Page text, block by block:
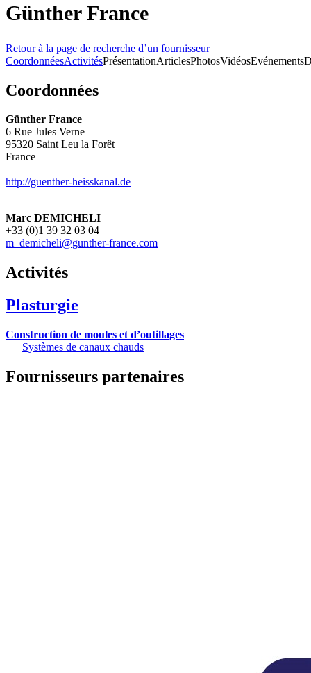
Günther France
Retour à la page de recherche d’un fournisseur
CoordonnéesActivitésPrésentationArticlesPhotosVidéosEvénements
Coordonnées
Günther France
6 Rue Jules Verne
95320 Saint Leu la Forêt
France
http://guenther-heisskanal.de
Marc DEMICHELI
+33 (0)1 39 32 03 04
m_demicheli@gunther-france.com
Activités
Plasturgie
Construction de moules et d’outillages
Systèmes de canaux chauds
Fournisseurs partenaires